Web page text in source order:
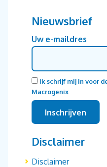
Nieuwsbrief
Uw e-maildres
Ik schrijf mij in voor
Macrogenix
Disclaimer
Disclaimer